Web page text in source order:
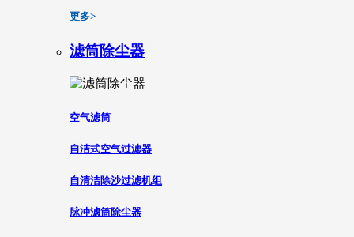
更多>
滤筒除尘器
空气滤筒
自洁式空气过滤器
自清洁除沙过滤机组
脉冲滤筒除尘器